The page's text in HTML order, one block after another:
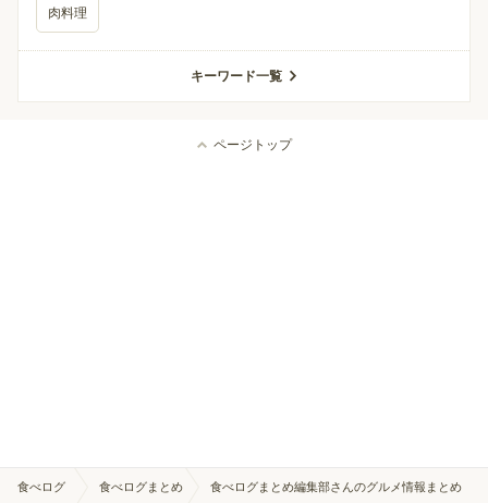
肉料理
キーワード一覧
ページトップ
食べログ 食べログまとめ 食べログまとめ編集部さんのグルメ情報まとめ